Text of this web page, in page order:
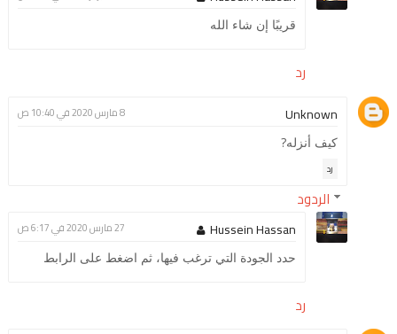
قريبًا إن شاء الله
رد
Unknown 8 مارس 2020 في 10:40 ص
كيف أنزله?
رد
الردود
Hussein Hassan 27 مارس 2020 في 6:17 ص
حدد الجودة التي ترغب فيها، ثم اضغط على الرابط
رد